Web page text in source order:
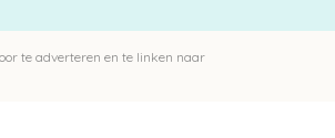
te adverteren en te linken naar